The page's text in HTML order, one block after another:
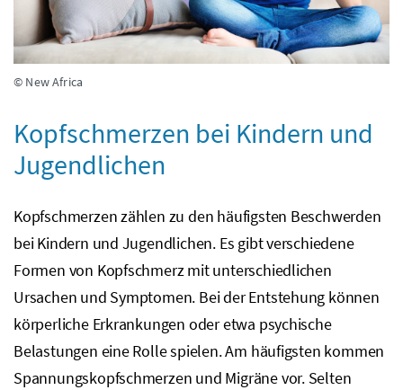
© New Africa
Kopfschmerzen bei Kindern und
Jugendlichen
Kopfschmerzen zählen zu den häufigsten Beschwerden
bei Kindern und Jugendlichen. Es gibt verschiedene
Formen von Kopfschmerz mit unterschiedlichen
Ursachen und Symptomen. Bei der Entstehung können
körperliche Erkrankungen oder etwa psychische
Belastungen eine Rolle spielen. Am häufigsten kommen
Spannungskopfschmerzen und Migräne vor. Selten